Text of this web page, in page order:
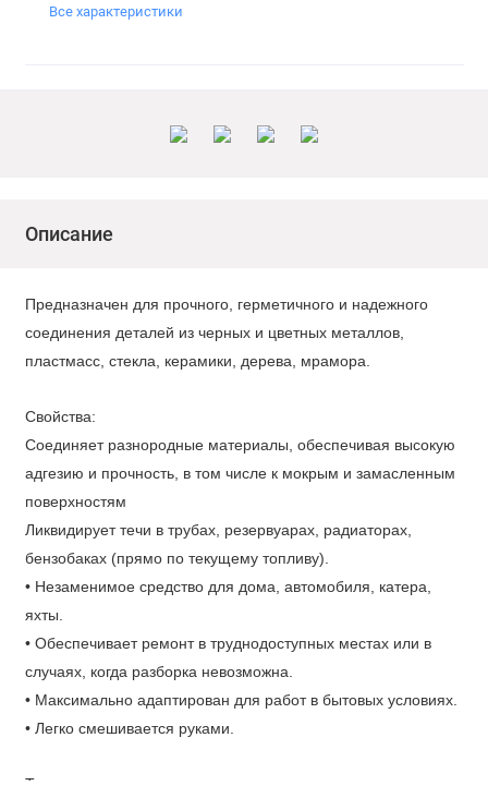
Все характеристики
Описание
Предназначен для прочного, герметичного и надежного
соединения деталей из черных и цветных металлов,
пластмасс, стекла, керамики, дерева, мрамора.
Свойства:
Соединяет разнородные материалы, обеспечивая высокую
адгезию и прочность, в том числе к мокрым и замасленным
поверхностям
Ликвидирует течи в трубах, резервуарах, радиаторах,
бензобаках (прямо по текущему топливу).
• Незаменимое средство для дома, автомобиля, катера,
яхты.
• Обеспечивает ремонт в труднодоступных местах или в
случаях, когда разборка невозможна.
• Максимально адаптирован для работ в бытовых условиях.
• Легко смешивается руками.